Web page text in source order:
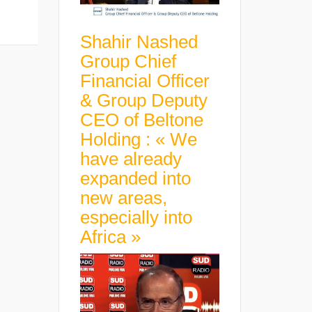
Shahir Nashed
Group Chief
Financial Officer
& Group Deputy
CEO of Beltone
Holding : « We
have already
expanded into
new areas,
especially into
Africa »